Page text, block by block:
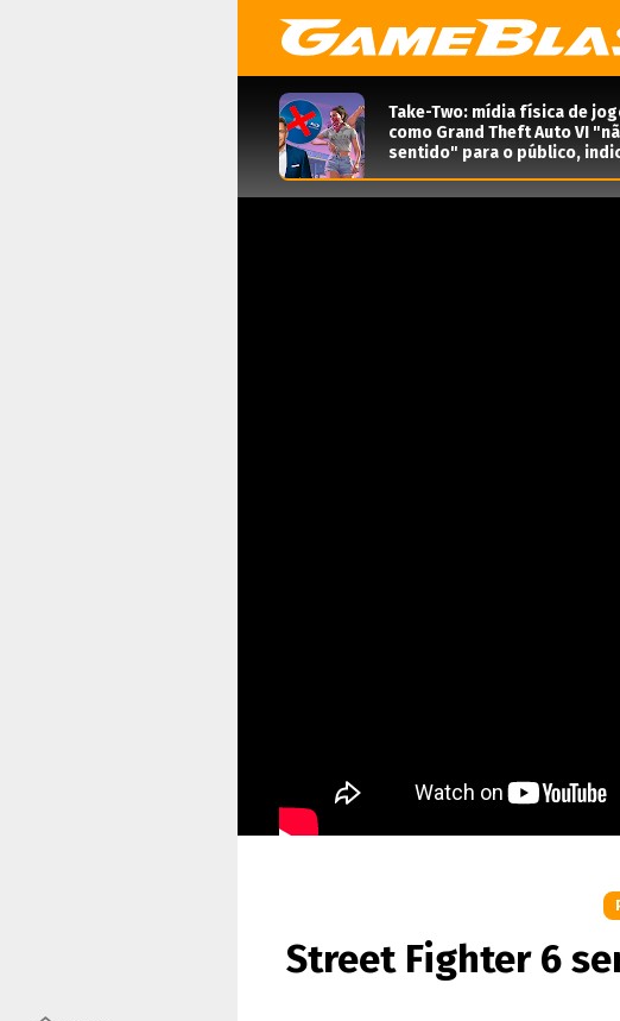
Take-Two: mídia física de
como Grand Theft Auto VI
sentido" para o público,
Street Fighter 6